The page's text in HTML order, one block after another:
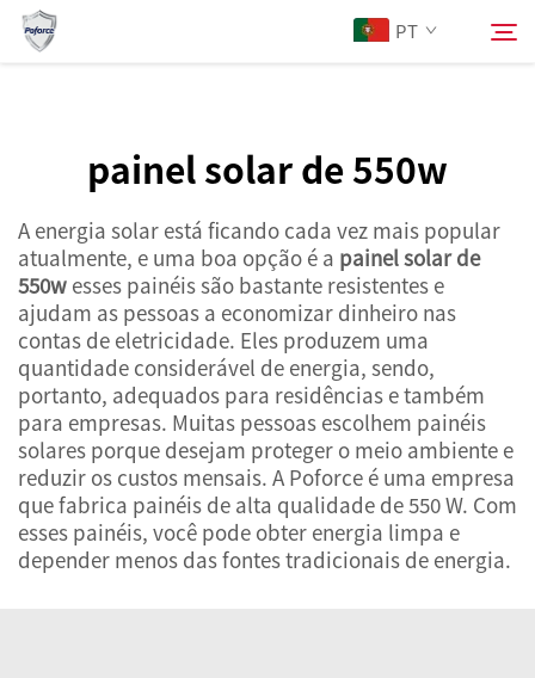
painel solar de 550 W
. Esses painéis são bastante potentes e eles he...">
PT
Produtos
Serviços
Notícias
Contacte-nos
Pesquisar
painel solar de 550w
A energia solar está ficando cada vez mais popular
atualmente, e uma boa opção é a painel solar de
550w esses painéis são bastante resistentes e
ajudam as pessoas a economizar dinheiro nas
contas de eletricidade. Eles produzem uma
quantidade considerável de energia, sendo,
portanto, adequados para residências e também
para empresas. Muitas pessoas escolhem painéis
solares porque desejam proteger o meio ambiente e
reduzir os custos mensais. A Poforce é uma empresa
que fabrica painéis de alta qualidade de 550 W. Com
esses painéis, você pode obter energia limpa e
depender menos das fontes tradicionais de energia.